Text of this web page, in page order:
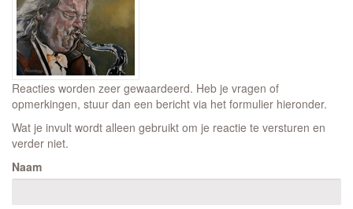
Reacties worden zeer gewaardeerd. Heb je vragen of
opmerkingen, stuur dan een bericht via het formulier hieronder.
Wat je invult wordt alleen gebruikt om je reactie te versturen en
verder niet.
Naam